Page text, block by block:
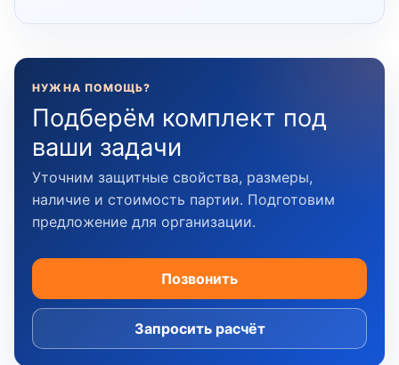
НУЖНА ПОМОЩЬ?
Подберём комплект под
ваши задачи
Уточним защитные свойства, размеры,
наличие и стоимость партии. Подготовим
предложение для организации.
Позвонить
Запросить расчёт